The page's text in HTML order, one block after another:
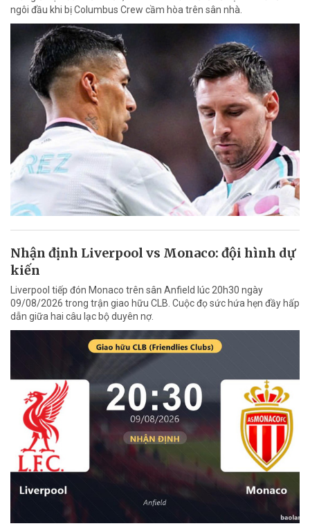
ngôi đầu khi bị Columbus Crew cầm hòa trên sân nhà.
Nhận định Liverpool vs Monaco: đội hình dự
kiến
Liverpool tiếp đón Monaco trên sân Anfield lúc 20h30 ngày
09/08/2026 trong trận giao hữu CLB. Cuộc đọ sức hứa hẹn đầy hấp
dẫn giữa hai câu lạc bộ duyên nợ.